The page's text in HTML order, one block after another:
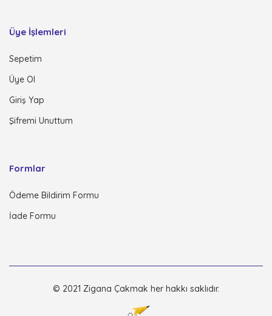
Üye İşlemleri
Sepetim
Üye Ol
Giriş Yap
Şifremi Unuttum
Formlar
Ödeme Bildirim Formu
İade Formu
© 2021 Zigana Çakmak her hakkı saklıdır.